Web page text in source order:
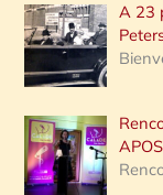
A 23